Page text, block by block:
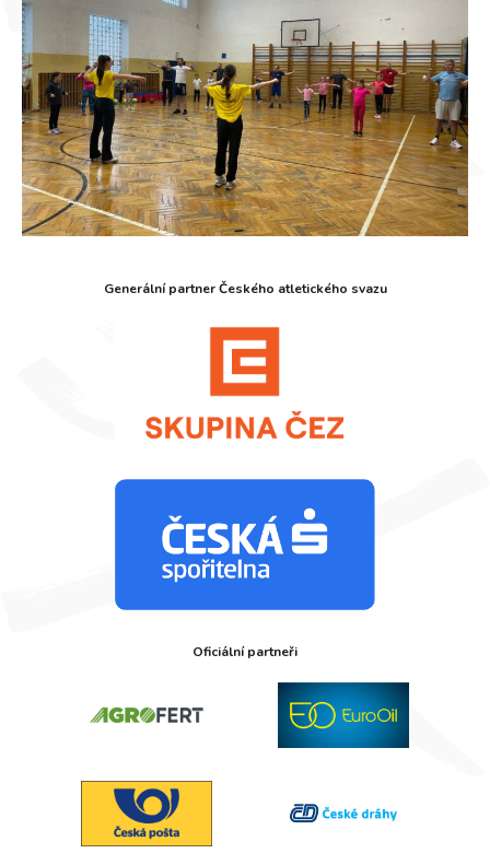
Generální partner Českého atletického svazu
Oficiální partneři